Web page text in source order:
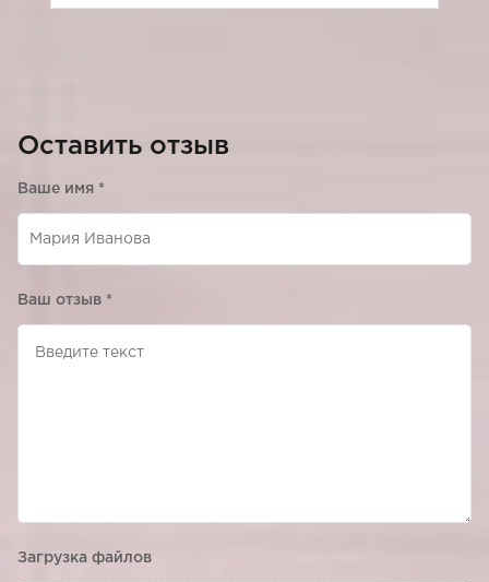
Оставить отзыв
Ваше имя *
Ваш отзыв *
Загрузка файлов